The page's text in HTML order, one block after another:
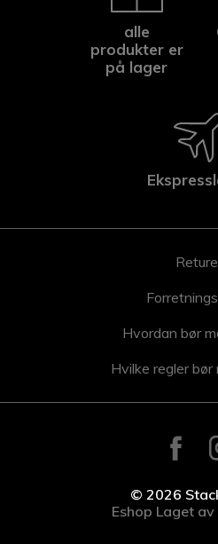
alle
produkter er
på lager
Hvordan bør
Hvilke regler bør
© 2026
Eshop Laget av